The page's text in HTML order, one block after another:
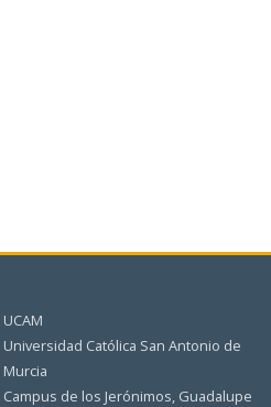
UCAM
Universidad Católica San Antonio de
Murcia
Campus de los Jerónimos, Guadalupe